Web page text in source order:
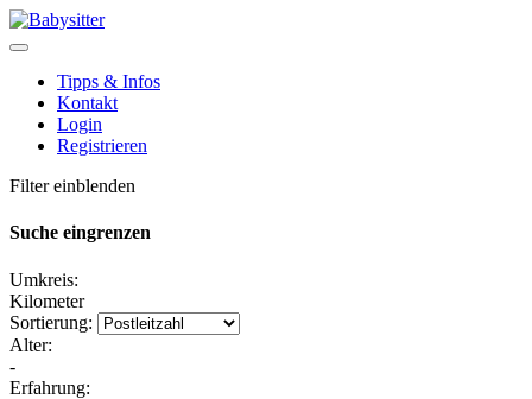
Tipps & Infos
Kontakt
Login
Registrieren
Filter einblenden
Suche eingrenzen
Umkreis:
Kilometer
Sortierung:
Alter:
-
Erfahrung: